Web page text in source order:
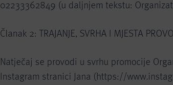
02233362849 (u daljnjem tekstu:
Članak 2: TRAJANJE, SVRHA I MJESTA
Natječaj se provodi u svrhu promocije
Instagram stranici Jana (https://